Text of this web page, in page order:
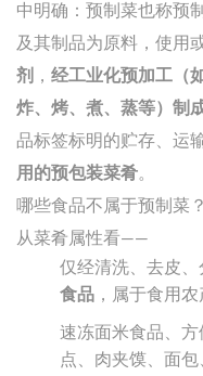
中明确：预制菜也称预
及其制品为原料，使用
剂
， 经工业化预加工（
炸、烤、煮、蒸等）制
品标签标明的贮存、运
用的预包装菜肴。
哪些食品不属于预制菜？
从菜肴属性看——
仅经清洗、去皮
食品 ，属于食用农
速冻面米食品、
点、肉夹馍、面